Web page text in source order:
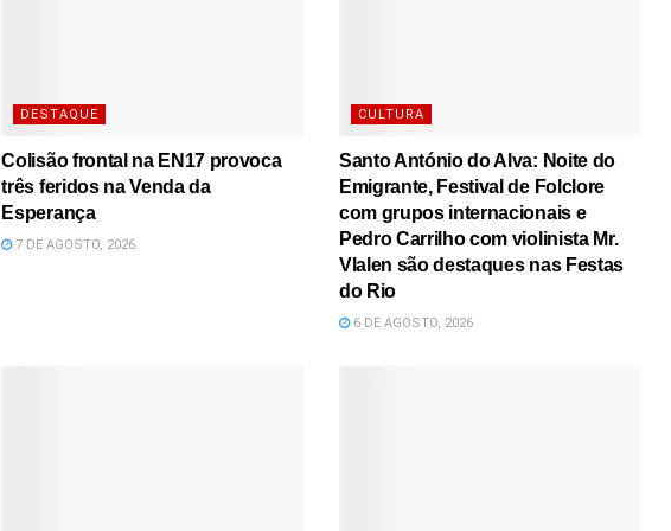
DESTAQUE
Colisão frontal na EN17 provoca
três feridos na Venda da
Esperança
7 DE AGOSTO, 2026
CULTURA
Santo António do Alva: Noite do
Emigrante, Festival de Folclore
com grupos internacionais e
Pedro Carrilho com violinista Mr.
Vlalen são destaques nas Festas
do Rio
6 DE AGOSTO, 2026